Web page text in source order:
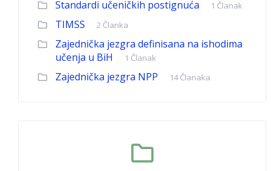
Standardi učeničkih postignuća 1 Članak
TIMSS 2 Članka
Zajednička jezgra definisana na ishodima
učenja u BiH
1 Članak
Zajednička jezgra NPP 14 Članaka